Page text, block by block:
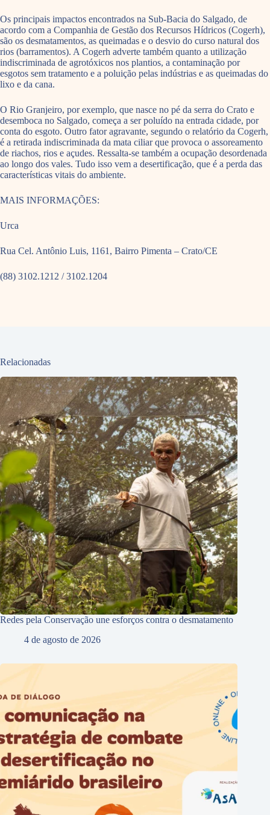
Os principais impactos encontrados na Sub-Bacia do Salgado, de
acordo com a Companhia de Gestão dos Recursos Hídricos (Cogerh),
são os desmatamentos, as queimadas e o desvio do curso natural dos
rios (barramentos). A Cogerh adverte também quanto a utilização
indiscriminada de agrotóxicos nos plantios, a contaminação por
esgotos sem tratamento e a poluição pelas indústrias e as queimadas do
lixo e da cana.
O Rio Granjeiro, por exemplo, que nasce no pé da serra do Crato e
desemboca no Salgado, começa a ser poluído na entrada cidade, por
conta do esgoto. Outro fator agravante, segundo o relatório da Cogerh,
é a retirada indiscriminada da mata ciliar que provoca o assoreamento
de riachos, rios e açudes. Ressalta-se também a ocupação desordenada
ao longo dos vales. Tudo isso vem a desertificação, que é a perda das
características vitais do ambiente.
MAIS INFORMAÇÕES:
Urca
Rua Cel. Antônio Luis, 1161, Bairro Pimenta – Crato/CE
(88) 3102.1212 / 3102.1204
Relacionadas
Redes pela Conservação une esforços contra o desmatamento
4 de agosto de 2026